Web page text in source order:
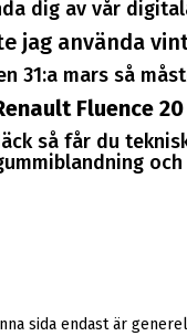
dig av vår
jag använda
31:a mars så
Fluence
så får du
sida endast är